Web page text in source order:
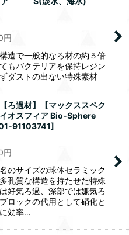
円
造で一般的なろ材の約５倍
もバクテリアを保持レジン
ダストの出ない特殊素材
ろ過材】【マックススペク
オスフィア Bio-Sphere
91103741]
円
のサイズの球体セラミック
孔質な構造を持たせた特殊
好気ろ過、深部では嫌気ろ
ロックの代用として硝化と
効率…